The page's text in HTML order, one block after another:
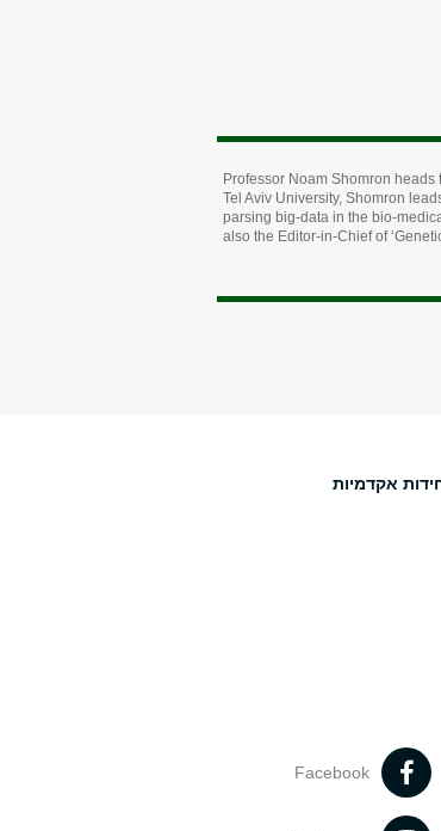
Professor Noam Shomron
Tel Aviv University, Shomron
parsing big-data in the bio-
also the Editor-in-Chief of
אקדמיות
Facebook